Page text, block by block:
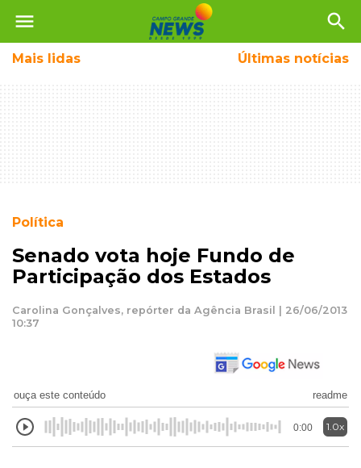
menu search
Mais lidas Últimas notícias
Política
Senado vota hoje Fundo de
Participação dos Estados
Carolina Gonçalves, repórter da Agência Brasil | 26/06/2013
10:37
ouça este conteúdo readme
0:00 1.0x